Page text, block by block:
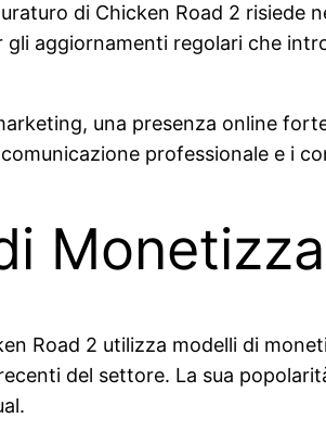
di Chicken Road 2 risiede
gli aggiornamenti regolari che
una presenza online
professionale e i
Road 2 utilizza modelli di
del settore. La sua